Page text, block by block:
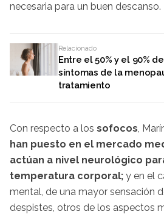
necesaria para un buen descanso.
Relacionado
Entre el 50% y el 90%
síntomas de la
tratamiento
Con respecto a los sofocos,
han puesto en el mercado
actúan a nivel neurológico
temperatura corporal; y en el
mental, de una mayor sensación
despistes, otros de los aspectos